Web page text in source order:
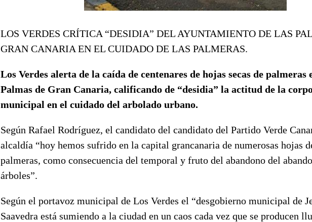
LOS VERDES CRÍTICA “DESIDIA” DEL AYUNTAMIENTO DE LAS
GRAN CANARIA EN EL CUIDADO DE LAS PALMERAS.
Los Verdes alerta de la caída de centenares de hojas secas de palmeras
Palmas de Gran Canaria, calificando de “desidia” la actitud de la
municipal en el cuidado del arbolado urbano.
Según Rafael Rodríguez, el candidato del candidato del Partido Verde
alcaldía “hoy hemos sufrido en la capital grancanaria de numerosas hojas
palmeras, como consecuencia del temporal y fruto del abandono del
árboles”.
Según el portavoz municipal de Los Verdes el “desgobierno municipal de
Saavedra está sumiendo a la ciudad en un caos cada vez que se producen